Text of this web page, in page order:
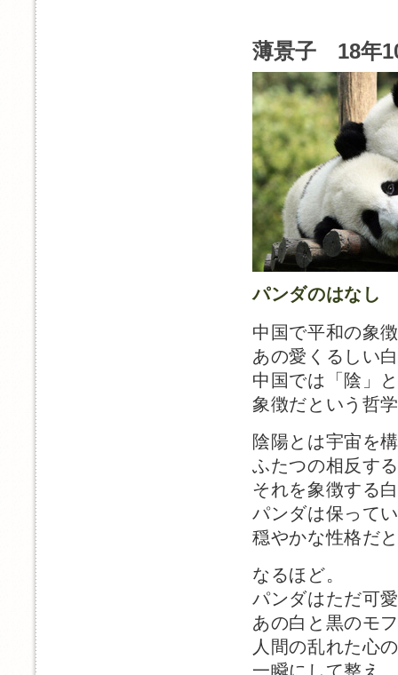
薄景子 18年
パンダのはなし
中国で平和の象
あの愛くるしい
中国では「陰」
象徴だという哲
陰陽とは宇宙を
ふたつの相反す
それを象徴する
パンダは保って
穏やかな性格だ
なるほど。
パンダはただ可
あの白と黒のモ
人間の乱れた心
一瞬にして整え